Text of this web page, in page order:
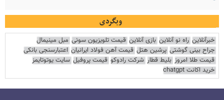
وبگردی
خبرآنلاین راه نو آنلاین بازی آنلاین قیمت تلویزیون سونی مبل مینیمال
جراح بینی گوشتی پرشین هتل قیمت آهن فولاد ایرانیان اعتبارسنجی بانکی
قیمت طلا امروز بلیط قطار شرکت رادوکو قیمت پروفیل سایت یوتوتایمز
خرید اکانت chatgpt